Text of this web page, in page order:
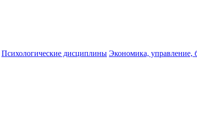
Психологические дисциплины Экономика, управление,